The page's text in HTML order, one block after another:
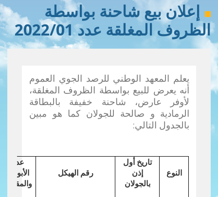
إعلان بيع شاحنة بواسطة
الظروف المغلقة عدد 2022/01
يعلم المعهد الوطني للرصد الجوي العموم
أنه يعرض للبيع بواسطة الظروف المغلقة،
لأوفر عارض، شاحنة خفيفة بالبطاقة
الرمادية و صالحة للجولان كما هو مبين
بالجدول التالي:
النوع
تاريخ أول
إذن
بالجولان
رقم الهيكل
عدد
الأبواب
والمقاعد